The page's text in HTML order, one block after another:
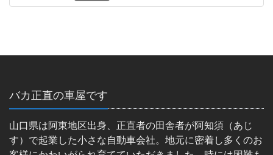
バカ正直の車屋です
山口県は阿東地区出身、正直者の田舎者が阿知須（あじ
す）で起業した小さな自動車会社。地元に密着し多くのお